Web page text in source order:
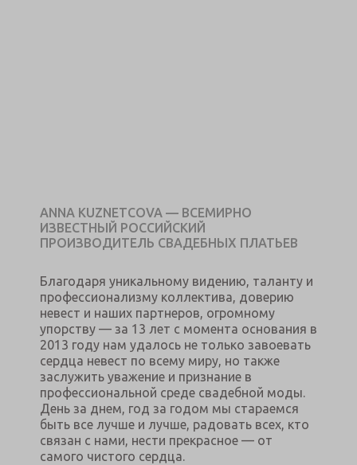
ANNA KUZNETCOVA — ВСЕМИРНО
ИЗВЕСТНЫЙ РОССИЙСКИЙ
ПРОИЗВОДИТЕЛЬ СВАДЕБНЫХ ПЛАТЬЕВ
Благодаря уникальному видению, таланту и
профессионализму коллектива, доверию
невест и наших партнеров, огромному
упорству — за 13 лет с момента основания в
2013 году нам удалось не только завоевать
сердца невест по всему миру, но также
заслужить уважение и признание в
профессиональной среде свадебной моды.
День за днем, год за годом мы стараемся
быть все лучше и лучше, радовать всех, кто
связан с нами, нести прекрасное — от
самого чистого сердца.